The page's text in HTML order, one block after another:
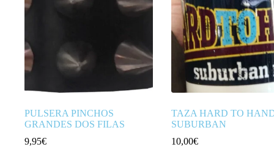
PULSERA PINCHOS
GRANDES DOS FILAS
9,95€
TAZA HARD TO
SUBURBAN
10,00€